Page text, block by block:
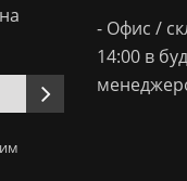
- Офис /
14:00 в